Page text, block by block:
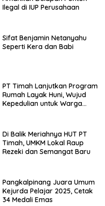
Ilegal di IUP Perusahaan
Sifat Benjamin Netanyahu
Seperti Kera dan Babi
PT Timah Lanjutkan Program
Rumah Layak Huni, Wujud
Kepedulian untuk Warga
Di Balik Meriahnya HUT PT
Timah, UMKM Lokal Raup
Rezeki dan Semangat Baru
Pangkalpinang Juara Umum
Kejurda Pelajar 2025, Cetak
34 Medali Emas